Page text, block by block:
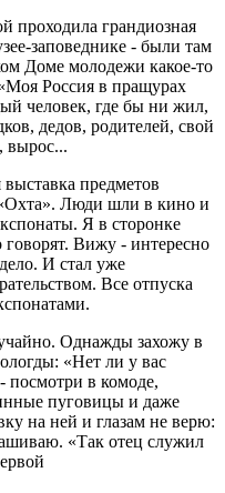
проходила грандиозная
заповеднике - были там
Доме молодежи какое-то
Россия в пращурах
человек, где бы ни жил,
дедов, родителей, свой
вырос...
выставка предметов
Люди шли в кино и
Я в сторонке
говорят. Вижу - интересно
И стал уже
Все отпуска
Однажды захожу в
«Нет ли у вас
посмотри в комоде,
пуговицы и даже
на ней и глазам не верю:
«Так отец служил